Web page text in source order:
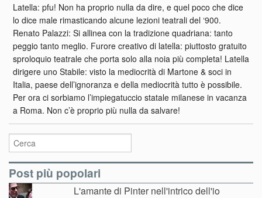
Latella: pfu! Non ha proprio nulla da dire, e quel poco che dice
lo dice male rimasticando alcune lezioni teatrali del ‘900.
Renato Palazzi: Si allinea con la tradizione quadriana: tanto
peggio tanto meglio. Furore creativo di latella: piuttosto gratuito
sproloquio teatrale che porta solo alla noia più completa! Latella
dirigere uno Stabile: visto la mediocrità di Martone & soci in
Italia, paese dell’ignoranza e della mediocrità tutto è possibile.
Per ora ci sorbiamo l’impiegatuccio statale milanese in vacanza
a Roma. Non c’è proprio più nulla da salvare!
Post più popolari
L'amante di Pinter nell'intrico dell'io